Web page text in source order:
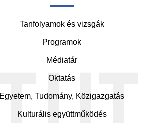
Middle
Tanfolyamok és vizsgák
Programok
Médiatár
Oktatás
Egyetem, Tudomány, Közigazgatás
Kulturális együttműködés